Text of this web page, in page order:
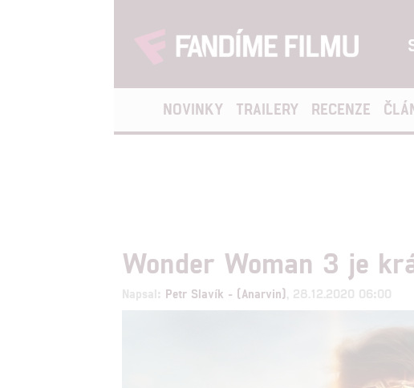
NOVINKY TRAILERY RECENZE
Wonder Woman 3 je
Napsal: Petr Slavík - (Anarvin) , 28.12.2020 06:00